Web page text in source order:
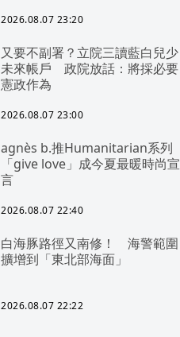
2026.08.07 23:20
又要不副署？立院三讀藍白兒少
未來帳戶 政院放話：將採必要
憲政作為
2026.08.07 23:00
agnès b.推Humanitarian系列
「give love」成今夏最暖時尚宣
言
2026.08.07 22:40
白海豚路徑又南修！ 海警範圍
擴增到「東北部海面」
2026.08.07 22:22